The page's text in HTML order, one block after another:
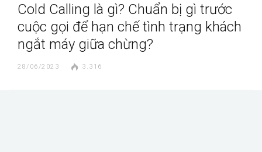
Cold Calling là gì? Chuẩn bị gì trước
cuộc gọi để hạn chế tình trạng khách
ngắt máy giữa chừng?
28/06/2023 3.316